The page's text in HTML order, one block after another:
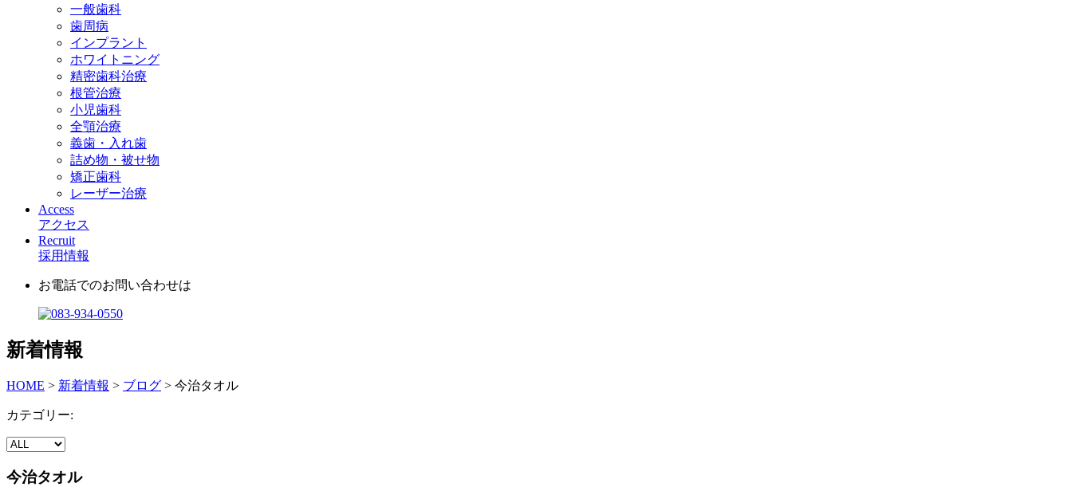
一般歯科
歯周病
インプラント
ホワイトニング
精密歯科治療
根管治療
小児歯科
全顎治療
義歯・入れ歯
詰め物・被せ物
矯正歯科
レーザー治療
Access
アクセス
Recruit
採用情報
お電話でのお問い合わせは
新着情報
HOME > 新着情報 > ブログ > 今治タオル
カテゴリー:
今治タオル